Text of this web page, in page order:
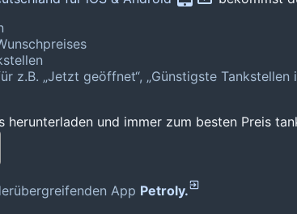
z.B. „Jetzt geöffnet“, „Günstigste
und immer zum besten Preis
App Petroly.